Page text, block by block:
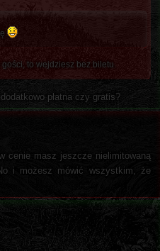
to wejdziesz bez biletu.
płatna czy gratis?
cenie masz jeszcze nielimitowaną
i możesz mówić wszystkim, że